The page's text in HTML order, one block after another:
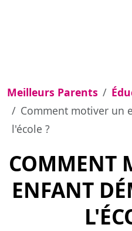
Meilleurs Parents
Comment motiver un
l'école ?
COMMENT
ENFANT